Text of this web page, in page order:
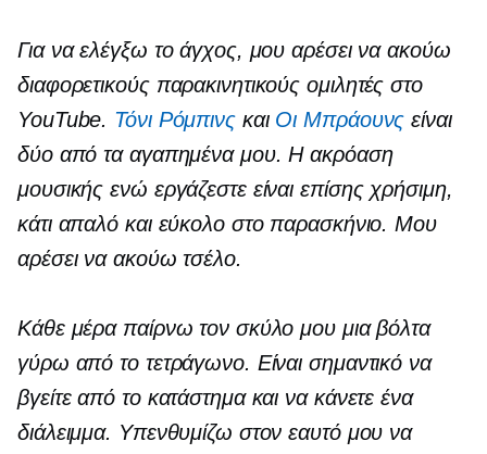
Για να ελέγξω το άγχος, μου αρέσει να ακούω
διαφορετικούς παρακινητικούς ομιλητές στο
YouTube. Τόνι Ρόμπινςκαι Οι Μπράουνς είναι
δύο από τα αγαπημένα μου. Η ακρόαση
μουσικής ενώ εργάζεστε είναι επίσης χρήσιμη,
κάτι απαλό και εύκολο στο παρασκήνιο. Μου
αρέσει να ακούω τσέλο.
Κάθε μέρα παίρνω τον σκύλο μου μια βόλτα
γύρω από το τετράγωνο. Είναι σημαντικό να
βγείτε από το κατάστημα και να κάνετε ένα
διάλειμμα. Υπενθυμίζω στον εαυτό μου να